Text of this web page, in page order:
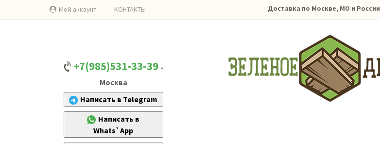
Мой аккаунт КОНТАКТЫ Доставка по Москве, МО и России
+7(985)531-33-39 -
Москва
Написать в Telegram
Написать в
Whats`App